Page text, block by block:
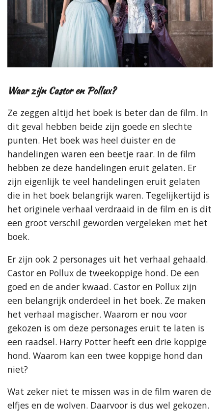
Waar zijn Castor en Pollux?
Ze zeggen altijd het boek is beter dan de film. In
dit geval hebben beide zijn goede en slechte
punten. Het boek was heel duister en de
handelingen waren een beetje raar. In de film
hebben ze deze handelingen eruit gelaten. Er
zijn eigenlijk te veel handelingen eruit gelaten
die in het boek belangrijk waren. Tegelijkertijd is
het originele verhaal verdraaid in de film en is dit
een groot verschil geworden vergeleken met het
boek.
Er zijn ook 2 personages uit het verhaal gehaald.
Castor en Pollux de tweekoppige hond. De een
goed en de ander kwaad. Castor en Pollux zijn
een belangrijk onderdeel in het boek. Ze maken
het verhaal magischer. Waarom er nou voor
gekozen is om deze personages eruit te laten is
een raadsel. Harry Potter heeft een drie koppige
hond. Waarom kan een twee koppige hond dan
niet?
Wat zeker niet te missen was in de film waren de
elfjes en de wolven. Daarvoor is dus wel gekozen.